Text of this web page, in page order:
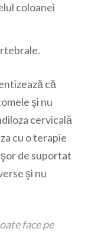
coloanei
că
şi nu
cervicală
cu o terapie
de suportat
şi nu
face pe